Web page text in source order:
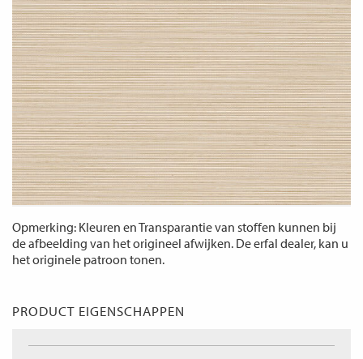
Opmerking: Kleuren en Transparantie van stoffen kunnen bij
de afbeelding van het origineel afwijken. De erfal dealer, kan u
het originele patroon tonen.
PRODUCT EIGENSCHAPPEN